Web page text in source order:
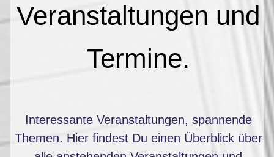
Veranstaltungen und
Termine.
Interessante Veranstaltungen, spannende
Themen. Hier findest Du einen Überblick über